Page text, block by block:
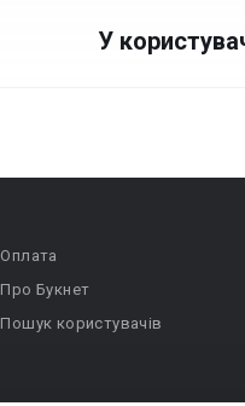
У
Оплата
Про Букнет
Пошук користувачів